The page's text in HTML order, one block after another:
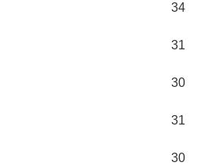
34
31
30
31
30